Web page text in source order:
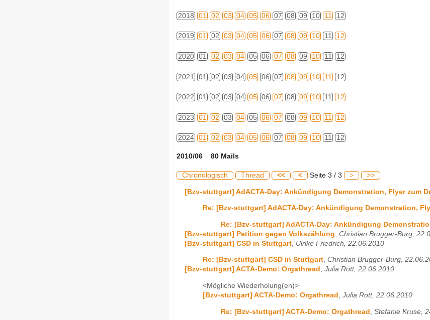
2018 01 02 03 04 05 06 07 08 09 10 11 12
2019 01 02 03 04 05 06 07 08 09 10 11 12
2020 01 02 03 04 05 06 07 08 09 10 11 12
2021 01 02 03 04 05 06 07 08 09 10 11 12
2022 01 02 03 04 05 06 07 08 09 10 11 12
2023 01 02 03 04 05 06 07 08 09 10 11 12
2024 01 02 03 04 05 06 07 08 09 10 11 12
2010/06 80 Mails
Chronologisch Thread << < Seite 3 / 3 > >>
[Bzv-stuttgart] AdACTA-Day: Ankündigung Demonstration, Flyer zum
Re: [Bzv-stuttgart] AdACTA-Day: Ankündigung Demonstration,
Re: [Bzv-stuttgart] AdACTA-Day: Ankündigung
[Bzv-stuttgart] Petition gegen Volkszählung Christian Brugger-Burg,
[Bzv-stuttgart] CSD in Stuttgart Ulrike Friedrich, 22.06.2010
Re: [Bzv-stuttgart] CSD in Stuttgart, Christian Brugger-Burg,
[Bzv-stuttgart] ACTA-Demo: Orgathread , Julia Rott, 22.06.2010
<Mögliche Wiederholung(en)>
[Bzv-stuttgart] ACTA-Demo: Orgathread
Julia Rott, 22.06.2010
Re: [Bzv-stuttgart] ACTA-Demo: Orgathread Stefanie Kruse,